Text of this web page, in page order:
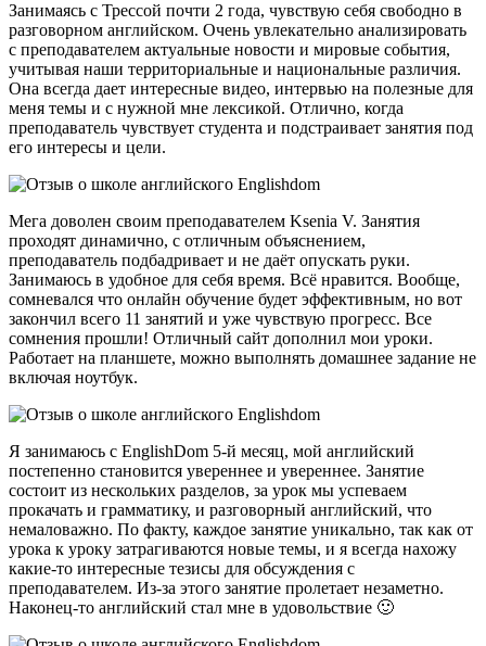
Занимаясь с Трессой почти 2 года, чувствую себя свободно в
разговорном английском. Очень увлекательно анализировать
с преподавателем актуальные новости и мировые события,
учитывая наши территориальные и национальные различия.
Она всегда дает интересные видео, интервью на полезные для
меня темы и с нужной мне лексикой. Отлично, когда
преподаватель чувствует студента и подстраивает занятия под
его интересы и цели.
Мега доволен своим преподавателем Ksenia V. Занятия
проходят динамично, с отличным объяснением,
преподаватель подбадривает и не даёт опускать руки.
Занимаюсь в удобное для себя время. Всё нравится. Вообще,
сомневался что онлайн обучение будет эффективным, но вот
закончил всего 11 занятий и уже чувствую прогресс. Все
сомнения прошли! Отличный сайт дополнил мои уроки.
Работает на планшете, можно выполнять домашнее задание не
включая ноутбук.
Я занимаюсь с EnglishDom 5-й месяц, мой английский
постепенно становится увереннее и увереннее. Занятие
состоит из нескольких разделов, за урок мы успеваем
прокачать и грамматику, и разговорный английский, что
немаловажно. По факту, каждое занятие уникально, так как от
урока к уроку затрагиваются новые темы, и я всегда нахожу
какие-то интересные тезисы для обсуждения с
преподавателем. Из-за этого занятие пролетает незаметно.
Наконец-то английский стал мне в удовольствие 🙂